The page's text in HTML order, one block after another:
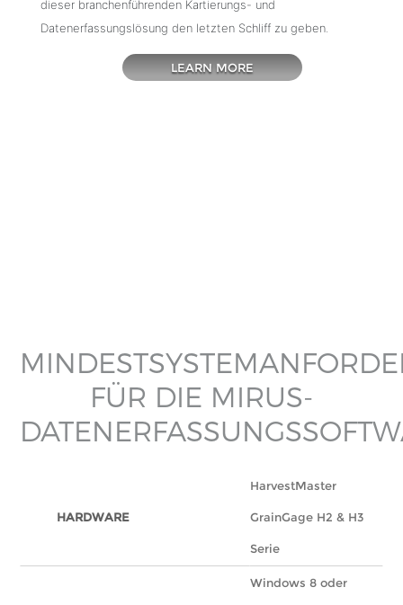
dieser branchenführenden Kartierungs- und
Datenerfassungslösung den letzten Schliff zu geben.
LEARN MORE
FÜR DIE MIRUS-
HARDWARE
HarvestMaster
GrainGage H2 & H3
Serie
Windows 8 oder